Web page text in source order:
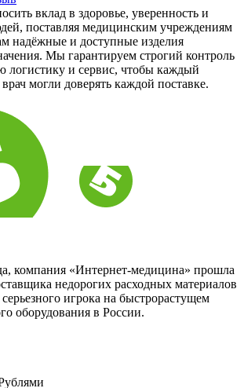
вклад в здоровье, уверенность и
поставляя медицинским учреждениям
надёжные и доступные изделия
Мы гарантируем строгий контроль
логистику и сервис, чтобы каждый
могли доверять каждой поставке.
компания «Интернет-медицина» прошла
недорогих расходных материалов
игрока на быстрорастущем
оборудования в России.